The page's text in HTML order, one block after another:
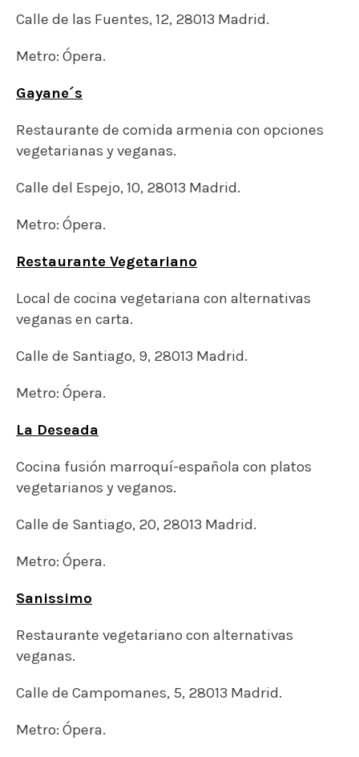
Calle de las Fuentes, 12, 28013 Madrid.
Metro: Ópera.
Gayane´s
Restaurante de comida armenia con opciones
vegetarianas y veganas.
Calle del Espejo, 10, 28013 Madrid.
Metro: Ópera.
Restaurante Vegetariano
Local de cocina vegetariana con alternativas
veganas en carta.
Calle de Santiago, 9, 28013 Madrid.
Metro: Ópera.
La Deseada
Cocina fusión marroquí-española con platos
vegetarianos y veganos.
Calle de Santiago, 20, 28013 Madrid.
Metro: Ópera.
Sanissimo
Restaurante vegetariano con alternativas
veganas.
Calle de Campomanes, 5, 28013 Madrid.
Metro: Ópera.